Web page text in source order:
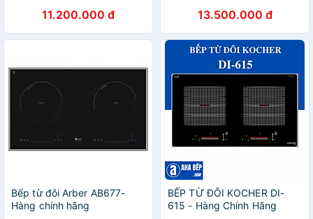
11.200.000 đ 13.500.000 đ
Bếp từ đôi Arber AB677-
Hàng chính hãng
BẾP TỪ ĐÔI KOCHER DI-
615 - Hàng Chính Hãng